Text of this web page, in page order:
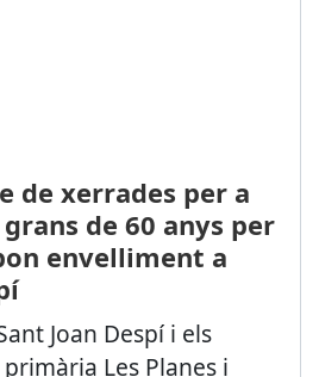
de xerrades per a
de 60 anys per
envelliment a
Joan Despí i els
Les Planes i